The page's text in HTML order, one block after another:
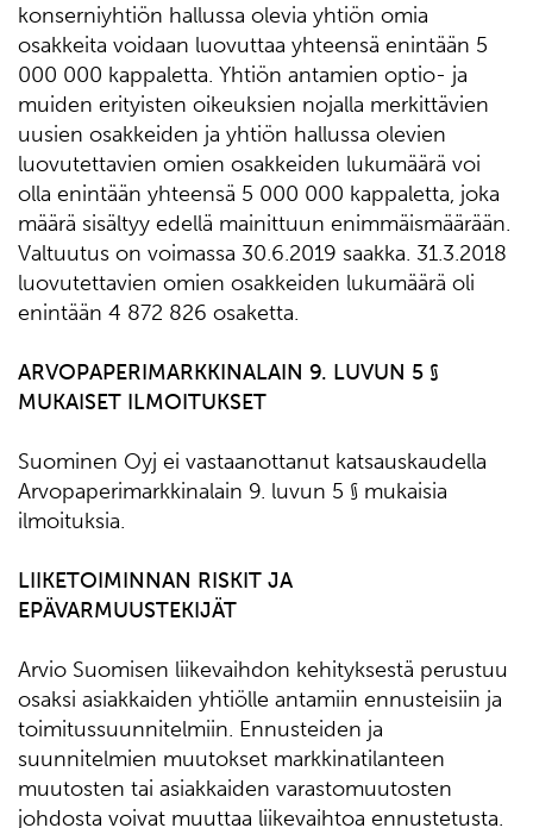
konserniyhtiön hallussa olevia yhtiön omia
osakkeita voidaan luovuttaa yhteensä enintään 5
000 000 kappaletta. Yhtiön antamien optio- ja
muiden erityisten oikeuksien nojalla merkittävien
uusien osakkeiden ja yhtiön hallussa olevien
luovutettavien omien osakkeiden lukumäärä voi
olla enintään yhteensä 5 000 000 kappaletta, joka
määrä sisältyy edellä mainittuun enimmäismäärään.
Valtuutus on voimassa 30.6.2019 saakka. 31.3.2018
luovutettavien omien osakkeiden lukumäärä oli
enintään 4 872 826 osaketta.
ARVOPAPERIMARKKINALAIN 9. LUVUN 5 §
MUKAISET ILMOITUKSET
Suominen Oyj ei vastaanottanut katsauskaudella
Arvopaperimarkkinalain 9. luvun 5 § mukaisia
ilmoituksia.
LIIKETOIMINNAN RISKIT JA
EPÄVARMUUSTEKIJÄT
Arvio Suomisen liikevaihdon kehityksestä perustuu
osaksi asiakkaiden yhtiölle antamiin ennusteisiin ja
toimitussuunnitelmiin. Ennusteiden ja
suunnitelmien muutokset markkinatilanteen
muutosten tai asiakkaiden varastomuutosten
johdosta voivat muuttaa liikevaihtoa ennustetusta.